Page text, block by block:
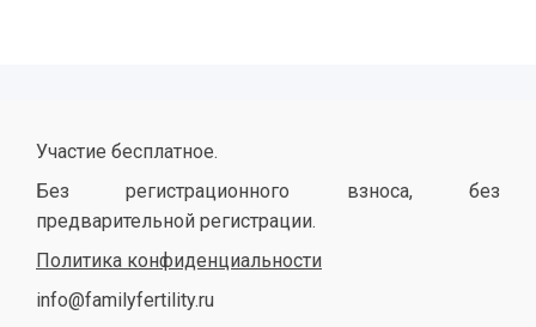
Участие бесплатное.
Без регистрационного взноса, без
предварительной регистрации.
Политика конфиденциальности
info@familyfertility.ru